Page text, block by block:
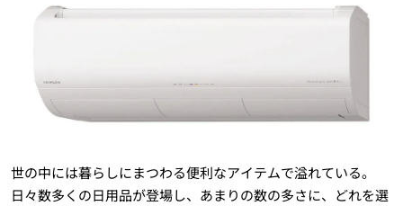
世の中には暮らしにまつわる便利なアイテムで溢れている。
日々数多くの日用品が登場し、あまりの数の多さに、どれを選